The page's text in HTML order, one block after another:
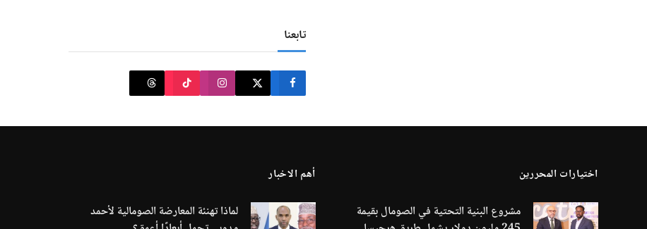
تابعنا
اختيارات المحررين
مشروع البنية التحتية في الصومال بقيمة
أهم الاخبار
لماذا تهنئة المعارضة الصومالية لأحمد